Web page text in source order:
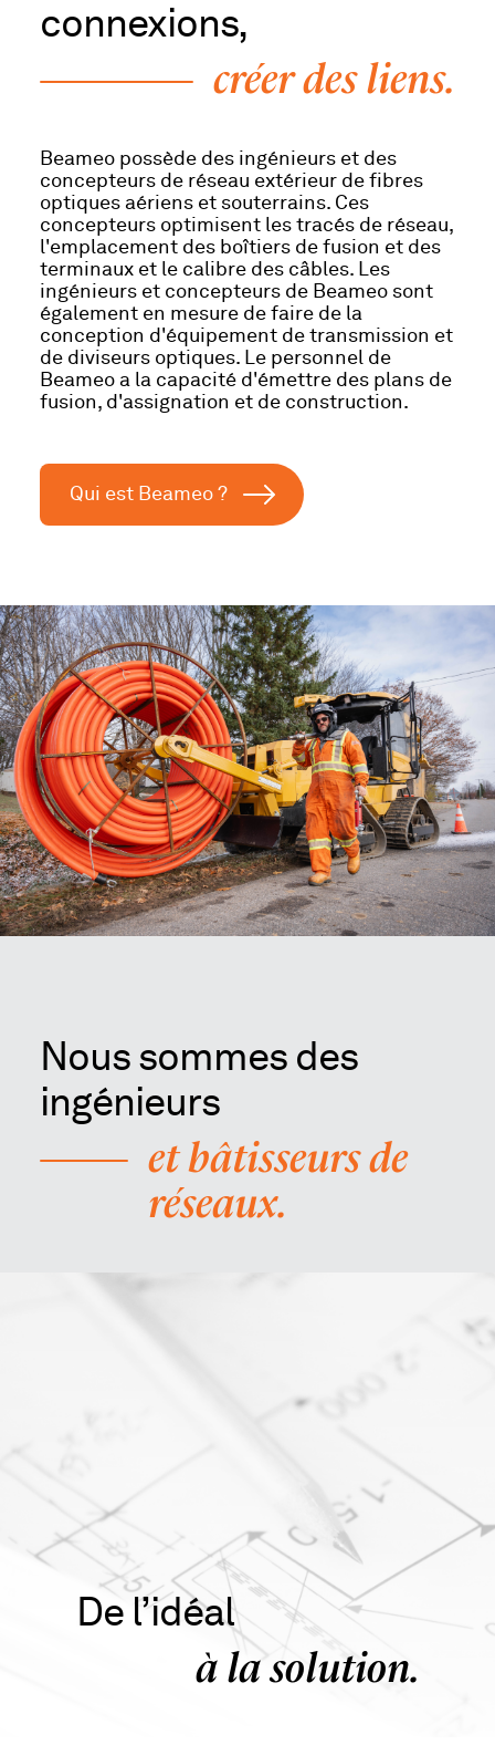
Carrières
Construction
connexions,
créer des liens.
Beameo possède des ingénieurs et des
concepteurs de réseau extérieur de fibres
optiques aériens et souterrains. Ces
concepteurs optimisent les tracés de réseau,
l'emplacement des boîtiers de fusion et des
terminaux et le calibre des câbles. Les
ingénieurs et concepteurs de Beameo sont
également en mesure de faire de la
conception d'équipement de transmission et
de diviseurs optiques. Le personnel de
Beameo a la capacité d'émettre des plans de
fusion, d'assignation et de construction.
Qui est Beameo ?
Nous sommes des
ingénieurs
et bâtisseurs de
réseaux.
De l’idéal
à la solution.